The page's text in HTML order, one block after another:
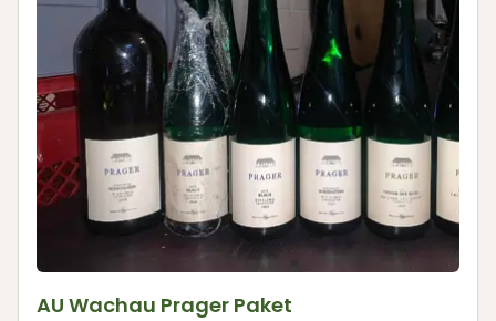
AU Wachau Prager Paket